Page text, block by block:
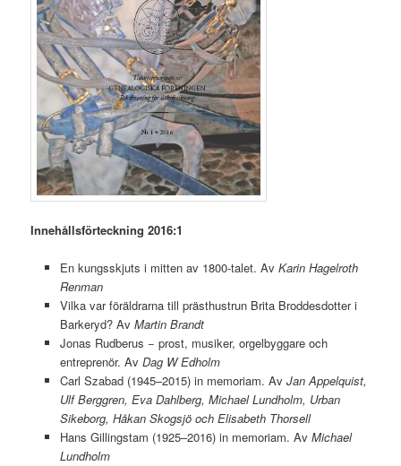
Innehållsförteckning 2016:1
En kungsskjuts i mitten av 1800-talet. Av Karin Hagelroth
Renman
Vilka var föräldrarna till prästhustrun Brita Broddesdotter i
Barkeryd? Av Martin Brandt
Jonas Rudberus − prost, musiker, orgelbyggare och
entreprenör. Av Dag W Edholm
Carl Szabad (1945–2015) in memoriam. Av Jan Appelquist,
Ulf Berggren, Eva Dahlberg, Michael Lundholm, Urban
Sikeborg, Håkan Skogsjö och Elisabeth Thorsell
Hans Gillingstam (1925–2016) in memoriam. Av Michael
Lundholm